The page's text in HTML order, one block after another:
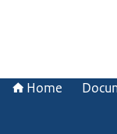
Home